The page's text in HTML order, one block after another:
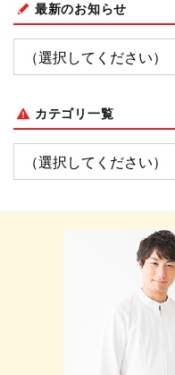
最新のお知らせ
カテゴリ一覧